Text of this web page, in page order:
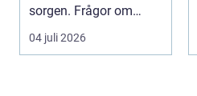
sorgen. Frågor om
ceremoni, ju...
04 juli 2026